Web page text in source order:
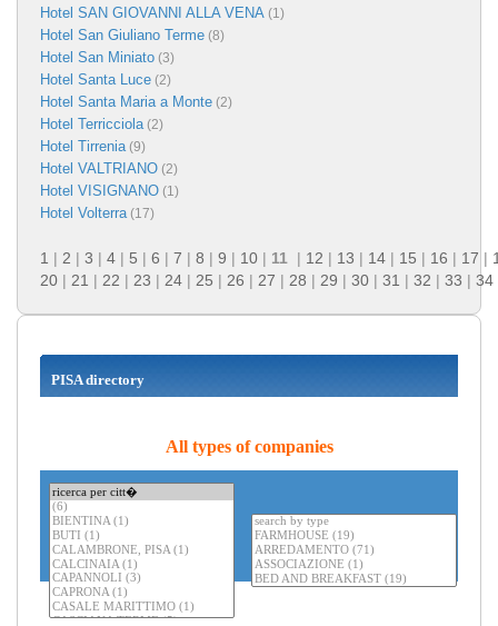
Hotel SAN GIOVANNI ALLA VENA (1)
Hotel San Giuliano Terme (8)
Hotel San Miniato (3)
Hotel Santa Luce (2)
Hotel Santa Maria a Monte (2)
Hotel Terricciola(2)
Hotel Tirrenia(9)
Hotel VALTRIANO (2)
Hotel VISIGNANO (1)
Hotel Volterra(17)
1 | 2 | 3 | 4 | 5 | 6 | 7 | 8 | 9 | 10 | 11 | 12 | 13 | 14 | 15 | 16 | 17 |
20 | 21 | 22 | 23 | 24 | 25 | 26 | 27 | 28 | 29 | 30 | 31 | 32 | 33 | 34
PISA directory
All types of companies